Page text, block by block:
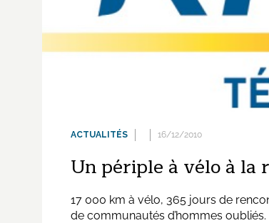
ACTUALITÉS 16/12/2010
Un périple à vélo à la
17 000 km à vélo, 365 jours de
de communautés d’hommes